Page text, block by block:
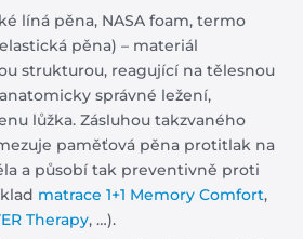
líná pěna, NASA foam, termo
pěna) – materiál
strukturou, reagující na tělesnou
správné ležení,
lůžka. Zásluhou takzvaného
paměťová pěna protitlak na
a působí tak preventivně proti
matrace 1+1 Memory Comfort,
Therapy, …).